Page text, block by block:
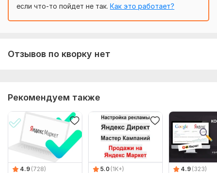
если что-то пойдет не так. Как это работает?
Отзывов по кворку нет
Рекомендуем также
4.9 (728)
5.0 (1K+)
4.9 (323)